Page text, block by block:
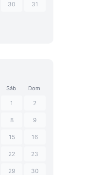
30 31
Sáb Dom
1 2
8 9
15 16
22 23
29 30